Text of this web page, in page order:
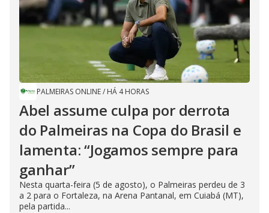
PALMEIRAS ONLINE/ HÁ 4 HORAS
Abel assume culpa por derrota
do Palmeiras na Copa do Brasil e
lamenta: “Jogamos sempre para
ganhar”
Nesta quarta-feira (5 de agosto), o Palmeiras perdeu de 3
a 2 para o Fortaleza, na Arena Pantanal, em Cuiabá (MT),
pela partida...